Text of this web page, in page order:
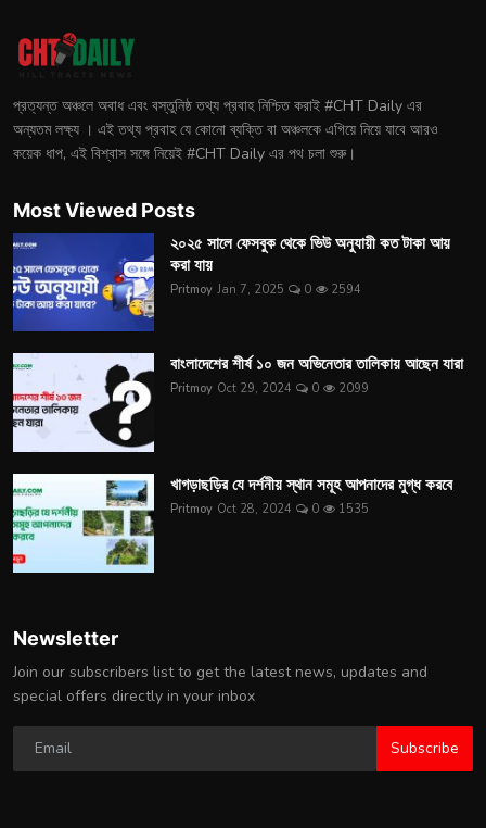
প্রত্যন্ত অঞ্চলে অবাধ এবং বস্তুনিষ্ঠ তথ্য প্রবাহ নিশ্চিত করাই #CHT Daily এর
অন্যতম লক্ষ্য । এই তথ্য প্রবাহ যে কোনো ব্যক্তি বা অঞ্চলকে এগিয়ে নিয়ে যাবে আরও
কয়েক ধাপ, এই বিশ্বাস সঙ্গে নিয়েই #CHT Daily এর পথ চলা শুরু।
Most Viewed Posts
২০২৫ সালে ফেসবুক থেকে ভিউ অনুযায়ী কত টাকা আয়
করা যায়
Pritmoy Jan 7, 2025 0 2594
বাংলাদেশের শীর্ষ ১০ জন অভিনেতার তালিকায় আছেন যারা
Pritmoy Oct 29, 2024 0 2099
খাগড়াছড়ির যে দর্শনীয় স্থান সমূহ আপনাদের মুগ্ধ করবে
Pritmoy Oct 28, 2024 0 1535
Newsletter
Join our subscribers list to get the latest news, updates and
special offers directly in your inbox
Subscribe